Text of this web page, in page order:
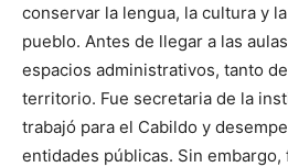
conservar la lengua, la cultura y
pueblo. Antes de llegar a las
espacios administrativos, tanto
territorio. Fue secretaria de la
trabajó para el Cabildo y
entidades públicas. Sin embargo,